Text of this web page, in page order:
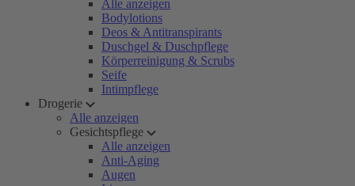
Alle anzeigen
Bodylotions
Deos & Antitranspirants
Duschgel & Duschpflege
Körperreinigung & Scrubs
Seife
Intimpflege
Drogerie
Alle anzeigen
Gesichtspflege
Alle anzeigen
Anti-Aging
Augen